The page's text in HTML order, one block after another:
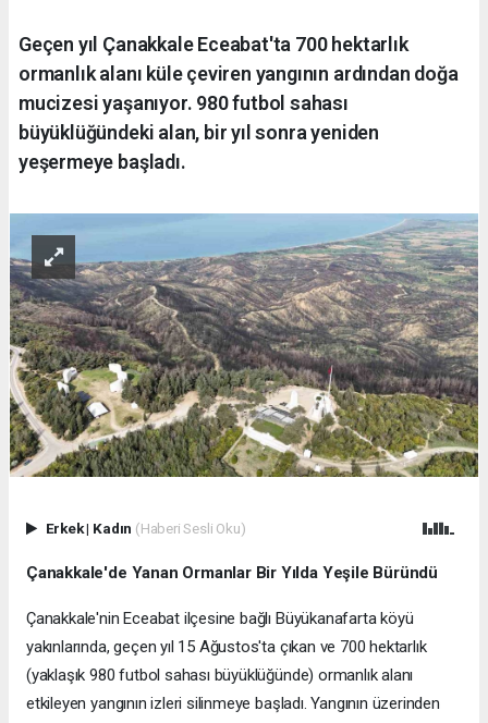
Geçen yıl Çanakkale Eceabat'ta 700 hektarlık
ormanlık alanı küle çeviren yangının ardından doğa
mucizesi yaşanıyor. 980 futbol sahası
büyüklüğündeki alan, bir yıl sonra yeniden
yeşermeye başladı.
Erkek| Kadın (Haberi Sesli Oku)
Çanakkale'de Yanan Ormanlar Bir Yılda Yeşile Büründü
Çanakkale'nin Eceabat ilçesine bağlı Büyükanafarta köyü
yakınlarında, geçen yıl 15 Ağustos'ta çıkan ve 700 hektarlık
(yaklaşık 980 futbol sahası büyüklüğünde) ormanlık alanı
etkileyen yangının izleri silinmeye başladı. Yangının üzerinden